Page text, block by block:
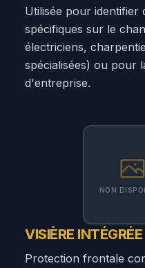
Utilisée pour identifier
spécifiques sur le
électriciens,
spécialisées) ou pour
d'entreprise.
NON
VISIÈRE INTÉGRÉE
Protection frontale